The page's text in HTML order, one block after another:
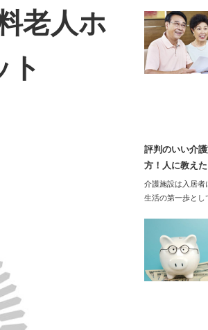
老人ホ
ト
評判のいい介
方！人に教え
介護施設は入居者
生活の第一歩とし